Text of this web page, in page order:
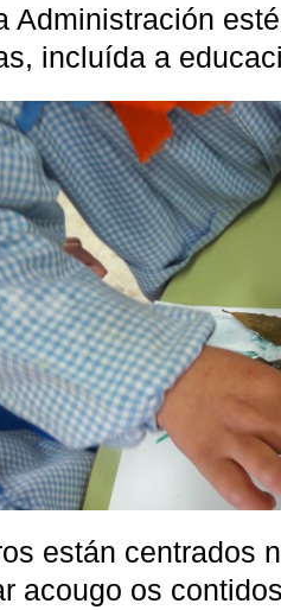
Administración
incluída a
están centrados
acougo os